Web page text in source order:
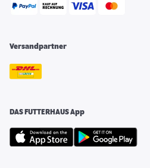
Versandpartner
DAS FUTTERHAUS App